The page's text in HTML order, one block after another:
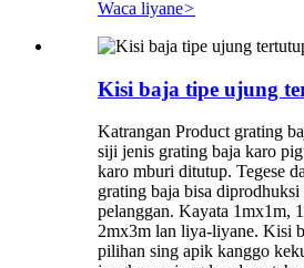
Waca liyane>
Kisi baja tipe ujung
Katrangan Product grating
siji jenis grating baja karo
karo mburi ditutup. Tegese
grating baja bisa
pelanggan. Kayata 1mx1m,
2mx3m lan liya-liyane. Kisi
pilihan sing apik kanggo